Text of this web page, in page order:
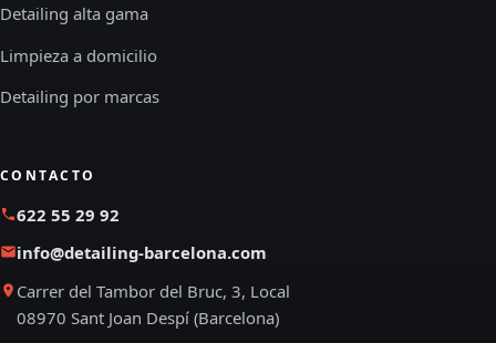
Detailing alta gama
Limpieza a domicilio
Detailing por marcas
CONTACTO
622 55 29 92
info@detailing-barcelona.com
Carrer del Tambor del Bruc, 3, Local
08970 Sant Joan Despí (Barcelona)